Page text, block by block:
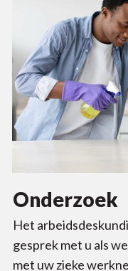
Onderzoek
Het
gesprek met u als
met uw zieke